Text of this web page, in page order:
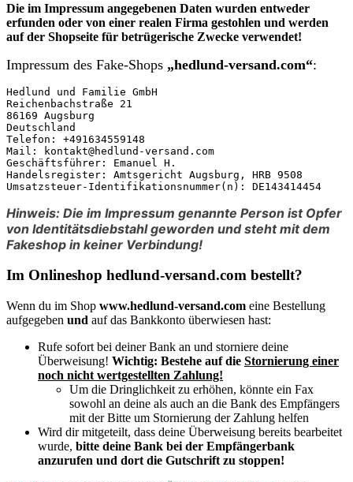
Die im Impressum angegebenen Daten wurden entweder
erfunden oder von einer realen Firma gestohlen und werden
auf der Shopseite für betrügerische Zwecke verwendet!
Impressum des Fake-Shops „hedlund-versand.com“:
Hedlund und Familie GmbH
Reichenbachstraße 21
86169 Augsburg
Deutschland
Telefon: +491634559148
Mail: kontakt@hedlund-versand.com
Geschäftsführer: Emanuel H.
Handelsregister: Amtsgericht Augsburg, HRB 9508
Umsatzsteuer-Identifikationsnummer(n): DE143414454
Hinweis: Die im Impressum genannte Person ist Opfer
von Identitätsdiebstahl geworden und steht mit dem
Fakeshop in keiner Verbindung!
Im Onlineshop hedlund-versand.com bestellt?
Wenn du im Shop www.hedlund-versand.com eine Bestellung
aufgegeben und auf das Bankkonto überwiesen hast:
Rufe sofort bei deiner Bank an und storniere deine
Überweisung! Wichtig: Bestehe auf die Stornierung einer
noch nicht wertgestellten Zahlung!
Um die Dringlichkeit zu erhöhen, könnte ein Fax
sowohl an deine als auch an die Bank des Empfängers
mit der Bitte um Stornierung der Zahlung helfen
Wird dir mitgeteilt, dass deine Überweisung bereits bearbeitet
wurde, bitte deine Bank bei der Empfängerbank
anzurufen und dort die Gutschrift zu stoppen!